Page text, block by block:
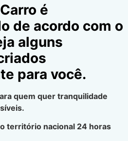
é
de acordo com o
alguns
para você.
quem quer tranquilidade
território nacional 24 horas